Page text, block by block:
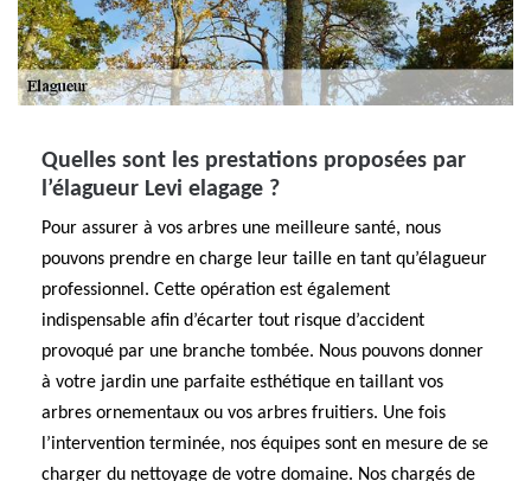
Quelles sont les prestations proposées par
l’élagueur Levi elagage ?
Pour assurer à vos arbres une meilleure santé, nous
pouvons prendre en charge leur taille en tant qu’élagueur
professionnel. Cette opération est également
indispensable afin d’écarter tout risque d’accident
provoqué par une branche tombée. Nous pouvons donner
à votre jardin une parfaite esthétique en taillant vos
arbres ornementaux ou vos arbres fruitiers. Une fois
l’intervention terminée, nos équipes sont en mesure de se
charger du nettoyage de votre domaine. Nos chargés de